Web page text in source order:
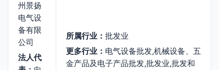
州景扬
电气设
备有限
公司
法人代
所属行业： 批发业
更多行业： 电气设备批发,机械设备、五
金产品及电子产品批发,批发业,批发和